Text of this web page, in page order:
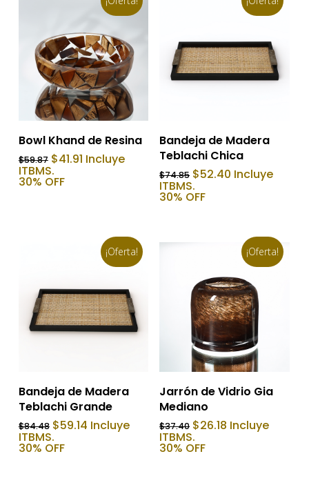
Añadir Al Carrito
Bowl Khand de Resina
$59.87 El
precio
original
$41.91El
precio
Incluye
ITBMS.
30% OFF
Añadir Al Carrito
Bandeja de Madera
Teblachi Chica
$74.85 El
precio
original
$52.40 El
precio
Incluye
ITBMS.
30% OFF
¡Oferta!
Añadir Al Carrito
Bandeja de Madera
Teblachi Grande
$84.48 El
precio
original
$59.14El
precio
Incluye
ITBMS.
30% OFF
¡Oferta!
Añadir Al Carrito
Jarrón de Vidrio Gia
Mediano
$37.40 El
precio
original
$26.18 El
precio
Incluye
ITBMS.
30% OFF